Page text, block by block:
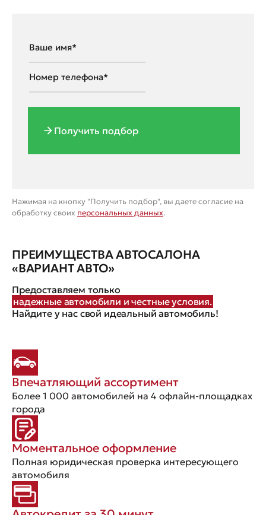
Получить подбор
Нажимая на кнопку "Получить подбор", вы даете согласие на
обработку своих персональных данных.
ПРЕИМУЩЕСТВА АВТОСАЛОНА
«ВАРИАНТ АВТО»
Предоставляем только
надежные автомобили и честные условия.
Найдите у нас свой идеальный автомобиль!
Впечатляющий ассортимент
Более 1 000 автомобилей на 4 офлайн-площадках
города
Моментальное оформление
Полная юридическая проверка интересующего
автомобиля